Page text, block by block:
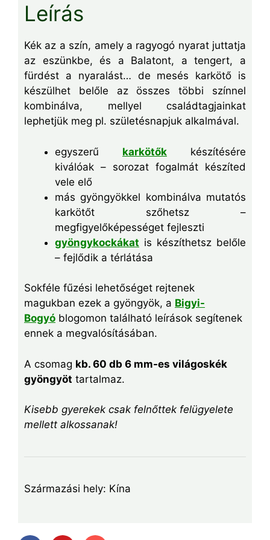
Leírás
Kék az a szín, amely a ragyogó nyarat juttatja
az eszünkbe, és a Balatont, a tengert, a
fürdést a nyaralást… de mesés karkötő is
készülhet belőle az összes többi színnel
kombinálva, mellyel családtagjainkat
lephetjük meg pl. születésnapjuk alkalmával.
egyszerű karkötők készítésére
kiválóak – sorozat fogalmát készíted
vele elő
más gyöngyökkel kombinálva mutatós
karkötőt szőhetsz –
megfigyelőképességet fejleszti
gyöngykockákat is készíthetsz belőle
– fejlődik a térlátása
Sokféle fűzési lehetőséget rejtenek
magukban ezek a gyöngyök, a Bigyi-
Bogyó blogomon található leírások segítenek
ennek a megvalósításában.
A csomag kb. 60 db 6 mm-es világoskék
gyöngyöt tartalmaz.
Kisebb gyerekek csak felnőttek felügyelete
mellett alkossanak!
Származási hely: Kína